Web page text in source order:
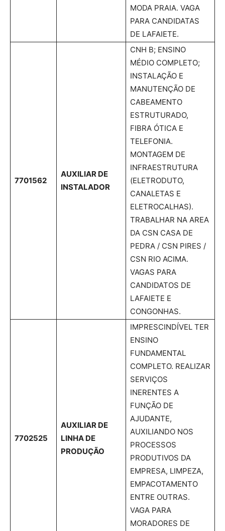
MODA PRAIA. VAGA
PARA CANDIDATAS
DE LAFAIETE.
7701562
AUXILIAR DE
INSTALADOR
CNH B; ENSINO
MÉDIO COMPLETO;
INSTALAÇÃO E
MANUTENÇÃO DE
CABEAMENTO
ESTRUTURADO,
FIBRA ÓTICA E
TELEFONIA.
MONTAGEM DE
INFRAESTRUTURA
(ELETRODUTO,
CANALETAS E
ELETROCALHAS).
TRABALHAR NA AREA
DA CSN CASA DE
PEDRA / CSN PIRES /
CSN RIO ACIMA.
VAGAS PARA
CANDIDATOS DE
LAFAIETE E
CONGONHAS.
7702525
AUXILIAR DE
LINHA DE
PRODUÇÃO
IMPRESCINDÍVEL TER
ENSINO
FUNDAMENTAL
COMPLETO. REALIZAR
SERVIÇOS
INERENTES A
FUNÇÃO DE
AJUDANTE,
AUXILIANDO NOS
PROCESSOS
PRODUTIVOS DA
EMPRESA, LIMPEZA,
EMPACOTAMENTO
ENTRE OUTRAS.
VAGA PARA
MORADORES DE